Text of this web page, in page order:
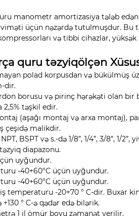
manometr amortizasiya tələb
üçün nəzərdə tutulmuşdur. Bu
və tibbi cihazlar,
quru təzyiqölçən
polad korpusdan və bükülmüş
dir.
borusu və pirinç hərəkəti olan bir
təşkil edir.
(aşağı montaj və arxa montaj),
çeşidə malikdir.
BSPT və s.-də 1/8”, 1/4”, 3/8”, 1/
diapazonu.
uyğundur.
-40+60°C üçün uyğundur.
-40+60°C üçün uyğundur.
temperaturu -20+70 ° C-dir. Buxar
° C-ə qədər edə bilərik.
1 il ömür boyu zəmanət verilir.